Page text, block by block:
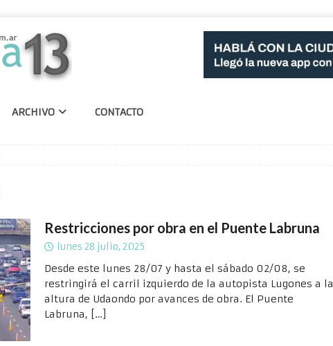
ARCHIVO CONTACTO
Restricciones por obra en el Puente Labruna
lunes 28 julio, 2025
Desde este lunes 28/07 y hasta el sábado 02/08, se
restringirá el carril izquierdo de la autopista Lugones a la
altura de Udaondo por avances de obra. El Puente
Labruna,
[…]